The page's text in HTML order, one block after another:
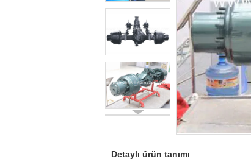
Detaylı ürün tanımı